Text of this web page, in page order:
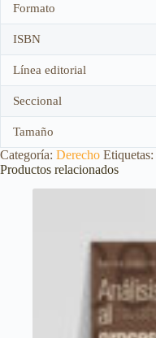
Formato
ISBN
Línea editorial
Seccional
Tamaño
Categoría: Derecho Etiquetas:
Productos relacionados